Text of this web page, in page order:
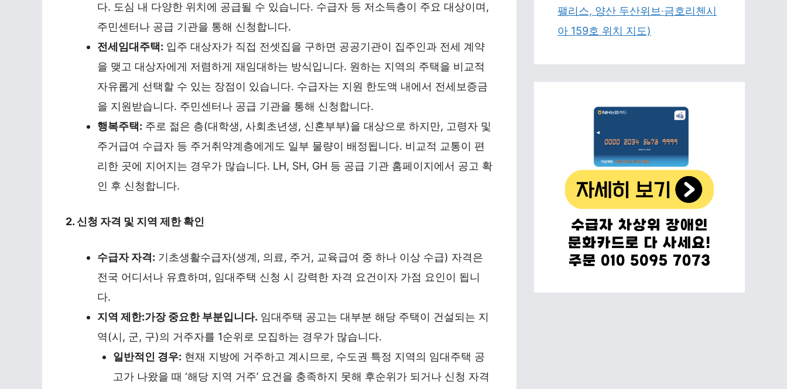
다. 도심 내 다양한 위치에 공급될 수 있습니다. 수급자 등 저소득층이 주요 대상이며,
주민센터나 공급 기관을 통해 신청합니다.
전세임대주택: 입주 대상자가 직접 전셋집을 구하면 공공기관이 집주인과 전세 계약
을 맺고 대상자에게 저렴하게 재임대하는 방식입니다. 원하는 지역의 주택을 비교적
자유롭게 선택할 수 있는 장점이 있습니다. 수급자는 지원 한도액 내에서 전세보증금
을 지원받습니다. 주민센터나 공급 기관을 통해 신청합니다.
행복주택: 주로 젊은 층(대학생, 사회초년생, 신혼부부)을 대상으로 하지만, 고령자 및
주거급여 수급자 등 주거취약계층에게도 일부 물량이 배정됩니다. 비교적 교통이 편
리한 곳에 지어지는 경우가 많습니다. LH, SH, GH 등 공급 기관 홈페이지에서 공고 확
인 후 신청합니다.
2. 신청 자격 및 지역 제한 확인
수급자 자격: 기초생활수급자(생계, 의료, 주거, 교육급여 중 하나 이상 수급) 자격은
전국 어디서나 유효하며, 임대주택 신청 시 강력한 자격 요건이자 가점 요인이 됩니
다.
지역 제한:가장 중요한 부분입니다. 임대주택 공고는 대부분 해당 주택이 건설되는 지
역(시, 군, 구)의 거주자를 1순위로 모집하는 경우가 많습니다.
일반적인 경우: 현재 지방에 거주하고 계시므로, 수도권 특정 지역의 임대주택 공
고가 나왔을 때 ‘해당 지역 거주’ 요건을 충족하지 못해 후순위가 되거나 신청 자격
팰리스, 양산 두산위브·금호리첸시
아 159호 위치 지도)